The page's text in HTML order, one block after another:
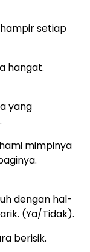
setiap
hangat.
yang
mimpinya
dengan hal-
(Ya/Tidak).
berisik.